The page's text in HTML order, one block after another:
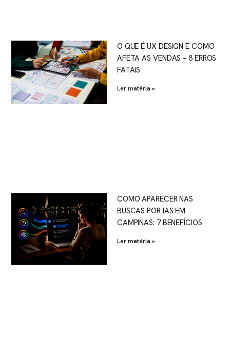
O QUE É UX DESIGN E COMO
AFETA AS VENDAS – 8 ERROS
FATAIS
Ler matéria »
COMO APARECER NAS
BUSCAS POR IAS EM
CAMPINAS: 7 BENEFÍCIOS
Ler matéria »